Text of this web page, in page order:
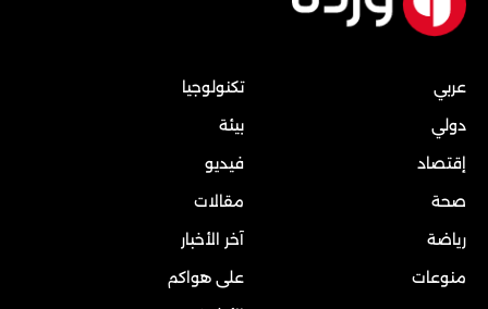
عربي
دولي
إقتصاد
صحة
رياضة
منوعات
تكنولوجيا
بيئة
فيديو
مقالات
آخر الأخبار
على هواكم